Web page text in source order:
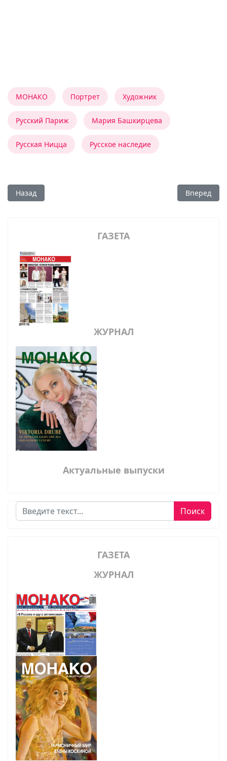
МОНАКО Портрет Художник
Русский Париж Мария Башкирцева
Русская Ницца Русское наследие
Предыдущий: АННА РУБИН: СЧАСТЬЕ В ТВОРЧЕСТВЕ
Назад Вперед
ГАЗЕТА
ЖУРНАЛ
Актуальные выпуски
Поиск Поиск
ГАЗЕТА
ЖУРНАЛ